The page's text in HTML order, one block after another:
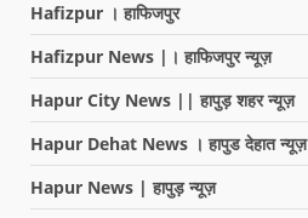
Hafizpur । हाफिजपुर
Hafizpur News |। हाफिजपुर न्यूज़
Hapur City News || हापुड़ शहर न्यूज़
Hapur Dehat News । हापुड देहात न्यूज़
Hapur News | हापुड़ न्यूज़